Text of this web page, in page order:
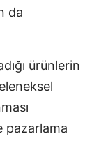
da
ürünlerin
pazarlama